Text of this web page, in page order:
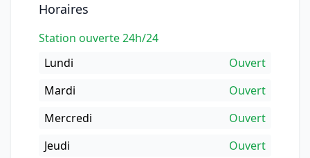
Horaires
Station ouverte 24h/24
Lundi
Ouvert
Mardi
Ouvert
Mercredi
Ouvert
Jeudi
Ouvert